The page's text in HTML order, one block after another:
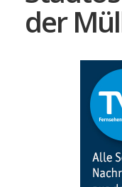
der